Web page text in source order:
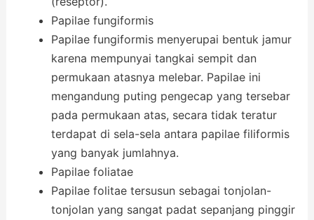
Papilae fungiformis
Papilae fungiformis menyerupai bentuk jamur
karena mempunyai tangkai sempit dan
permukaan atasnya melebar. Papilae ini
mengandung puting pengecap yang tersebar
pada permukaan atas, secara tidak teratur
terdapat di sela-sela antara papilae filiformis
yang banyak jumlahnya.
Papilae foliatae
Papilae folitae tersusun sebagai tonjolan-
tonjolan yang sangat padat sepanjang pinggir